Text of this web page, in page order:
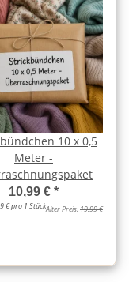
10 x 0,5
Meter -
10,99 € *
€ pro 1 StückAlter Preis:19,99 €